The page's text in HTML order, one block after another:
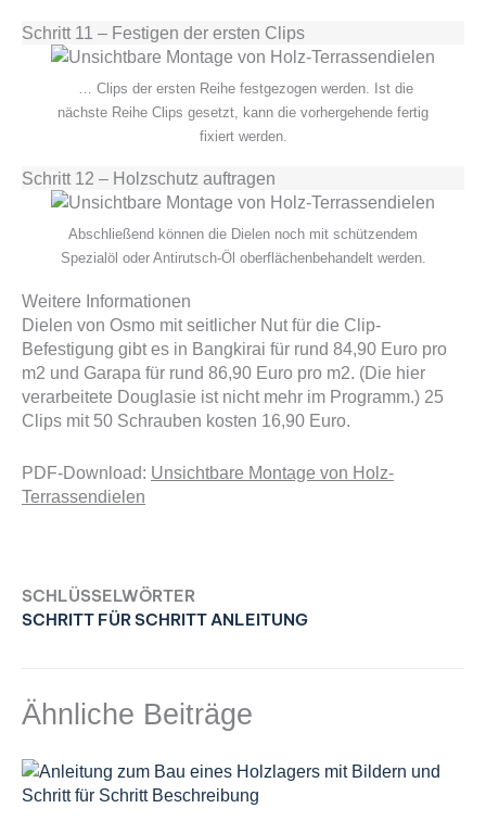
Schritt 11 – Festigen der ersten Clips
… Clips der ersten Reihe festgezogen werden. Ist die
nächste Reihe Clips gesetzt, kann die vorhergehende fertig
fixiert werden.
Schritt 12 – Holzschutz auftragen
Abschließend können die Dielen noch mit schützendem
Spezialöl oder Antirutsch-Öl oberflächenbehandelt werden.
Weitere Informationen
Dielen von Osmo mit seitlicher Nut für die Clip-
Befestigung gibt es in Bangkirai für rund 84,90 Euro pro
m2 und Garapa für rund 86,90 Euro pro m2. (Die hier
verarbeitete Douglasie ist nicht mehr im Programm.) 25
Clips mit 50 Schrauben kosten 16,90 Euro.
PDF-Download: Unsichtbare Montage von Holz-
Terrassendielen
SCHLÜSSELWÖRTER
SCHRITT FÜR SCHRITT ANLEITUNG
Ähnliche Beiträge